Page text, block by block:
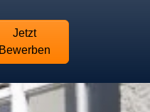
Jetzt
Bewerben